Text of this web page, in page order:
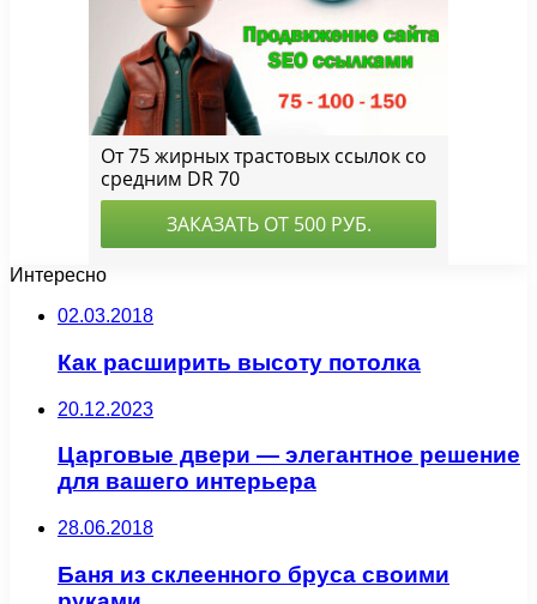
Интересно
02.03.2018
Как расширить высоту потолка
20.12.2023
Царговые двери — элегантное решение
для вашего интерьера
28.06.2018
Баня из склеенного бруса своими